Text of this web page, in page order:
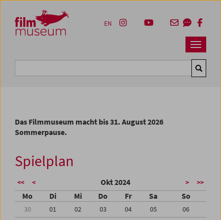
Zum Inhalt
Zum Hauptmenü
Zur Servicenavigation
Zum Suche
Navbar
EN
Das Filmmuseum macht bis 31. August 2026
Sommerpause.
Spielplan
<< < Okt 2024 > >>
Mo Di Mi Do Fr Sa So
30 01 02 03 04 05
06